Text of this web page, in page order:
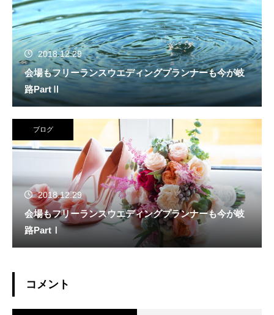
2018.12.29
会場もフリーランスウエディングプランナーも今が岐
路PartⅡ
ブログ
2018.12.29
会場もフリーランスウエディングプランナーも今が岐
路PartⅠ
コメント